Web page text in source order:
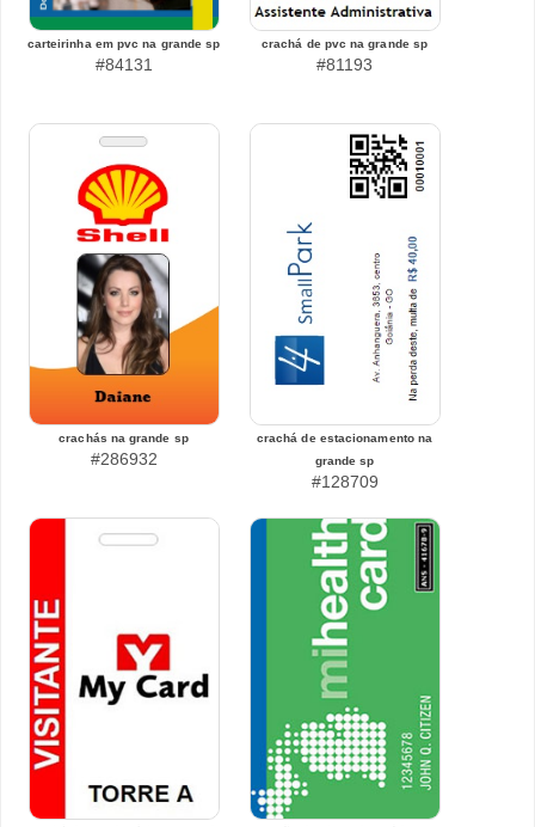
carteirinha em pvc na grande sp
#84131
crachá de pvc na grande sp
#81193
crachás na grande sp
#286932
crachá de estacionamento na
grande sp
#128709